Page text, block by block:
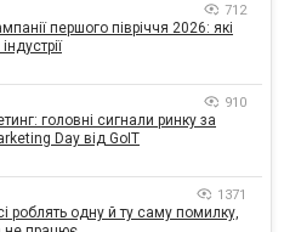
712
першого півріччя 2026: які
910
головні сигнали ринку за
Day від GoIT
1371
роблять одну й ту саму помилку,